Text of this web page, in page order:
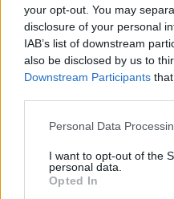
your opt-out. You may
disclosure of your personal
IAB’s list of downstream
also be disclosed by us to
Downstream Participants
Please note that this
not limited to your visit or
grant or deny consent to
use your data for below
Personal Data
I want to opt-out of the
personal data.
Opted In
1947Ο επιχειρηματίας
στις ΗΠΑ οδηγώντας το
στην πρώτη παρόμοια
ευρεία δημοσιότητα:
«πιατάκια του καφέ»
δημιουργήθηκε η
Για καταπάτηση